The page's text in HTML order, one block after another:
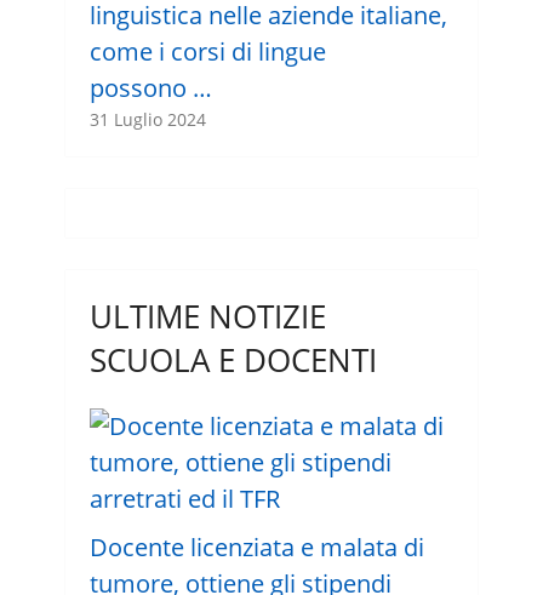
linguistica nelle aziende italiane,
come i corsi di lingue
possono …
31 Luglio 2024
ULTIME NOTIZIE
SCUOLA E DOCENTI
Docente licenziata e malata di
tumore, ottiene gli stipendi